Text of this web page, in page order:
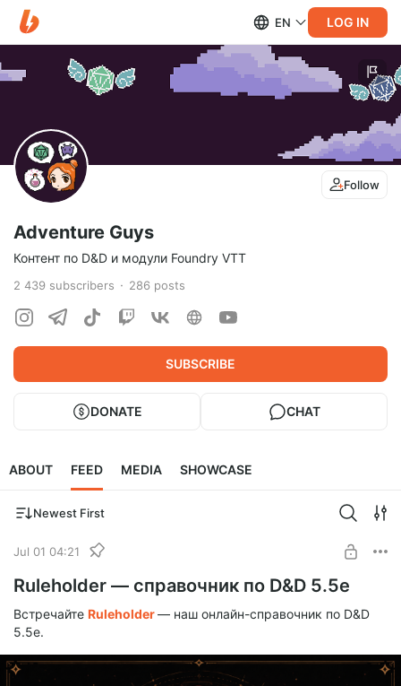
EN LOG IN
Follow
Adventure Guys
Контент по D&D и модули Foundry VTT
2 439 subscribers 286 posts
SUBSCRIBE
DONATE CHAT
ABOUT FEED MEDIA SHOWCASE
Newest First
Jul 01 04:21
Ruleholder — справочник по D&D 5.5e
Встречайте Ruleholder— наш онлайн-справочник по D&D
5.5e.